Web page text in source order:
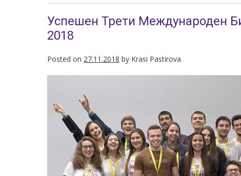
Успешен Трети Международен
2018
Posted on 27.11.2018 by Krasi Pastirova